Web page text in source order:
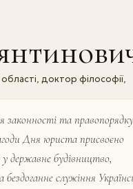
доктор філософії,
законності та
Дня юриста присвоєно
державне будівництво,
служіння